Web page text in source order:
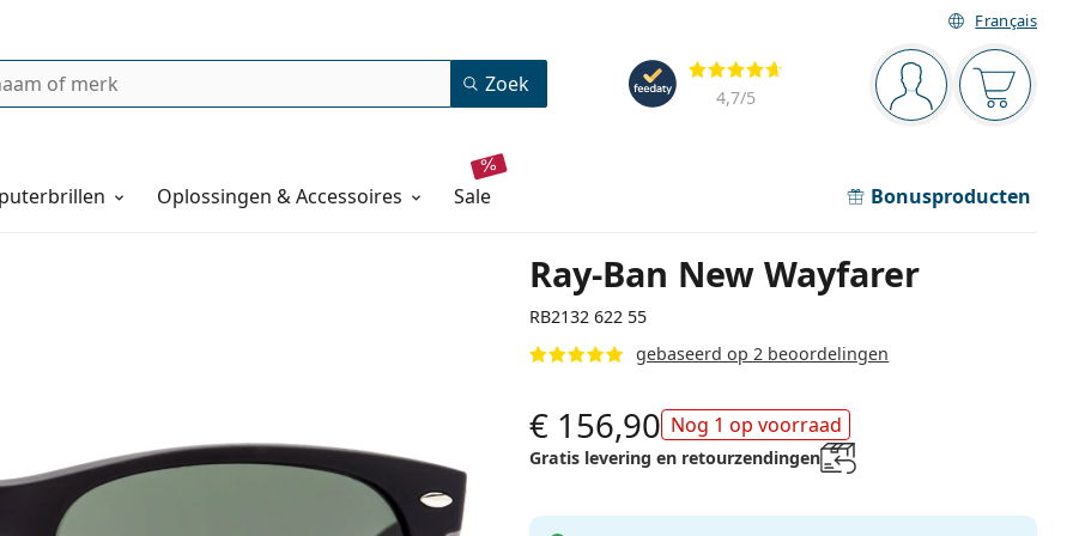
Français
Navigatie
Je bent ingelogd
Jouw
Beoordelingen
4,7/5
Zoek
Oplossingen & Accessoires sale Bonusproducten
Ray-Ban New Wayfarer
RB2132 622 55
gebaseerd op 2 beoordelingen
€ 156,90 Nog 1 op voorraad
Gratis levering en retourzendingen